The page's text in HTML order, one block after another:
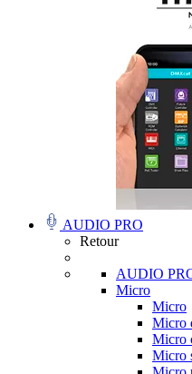
AUDIO PRO
Retour
AUDIO
Micro
Micro
Micro
Micro
Micro